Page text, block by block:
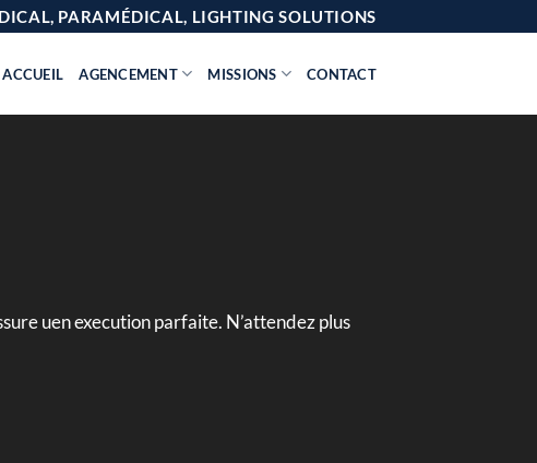
PARAMÉDICAL, LIGHTING SOLUTIONS
ACCUEIL AGENCEMENT MISSIONS CONTACT
uen execution parfaite. N’attendez plus